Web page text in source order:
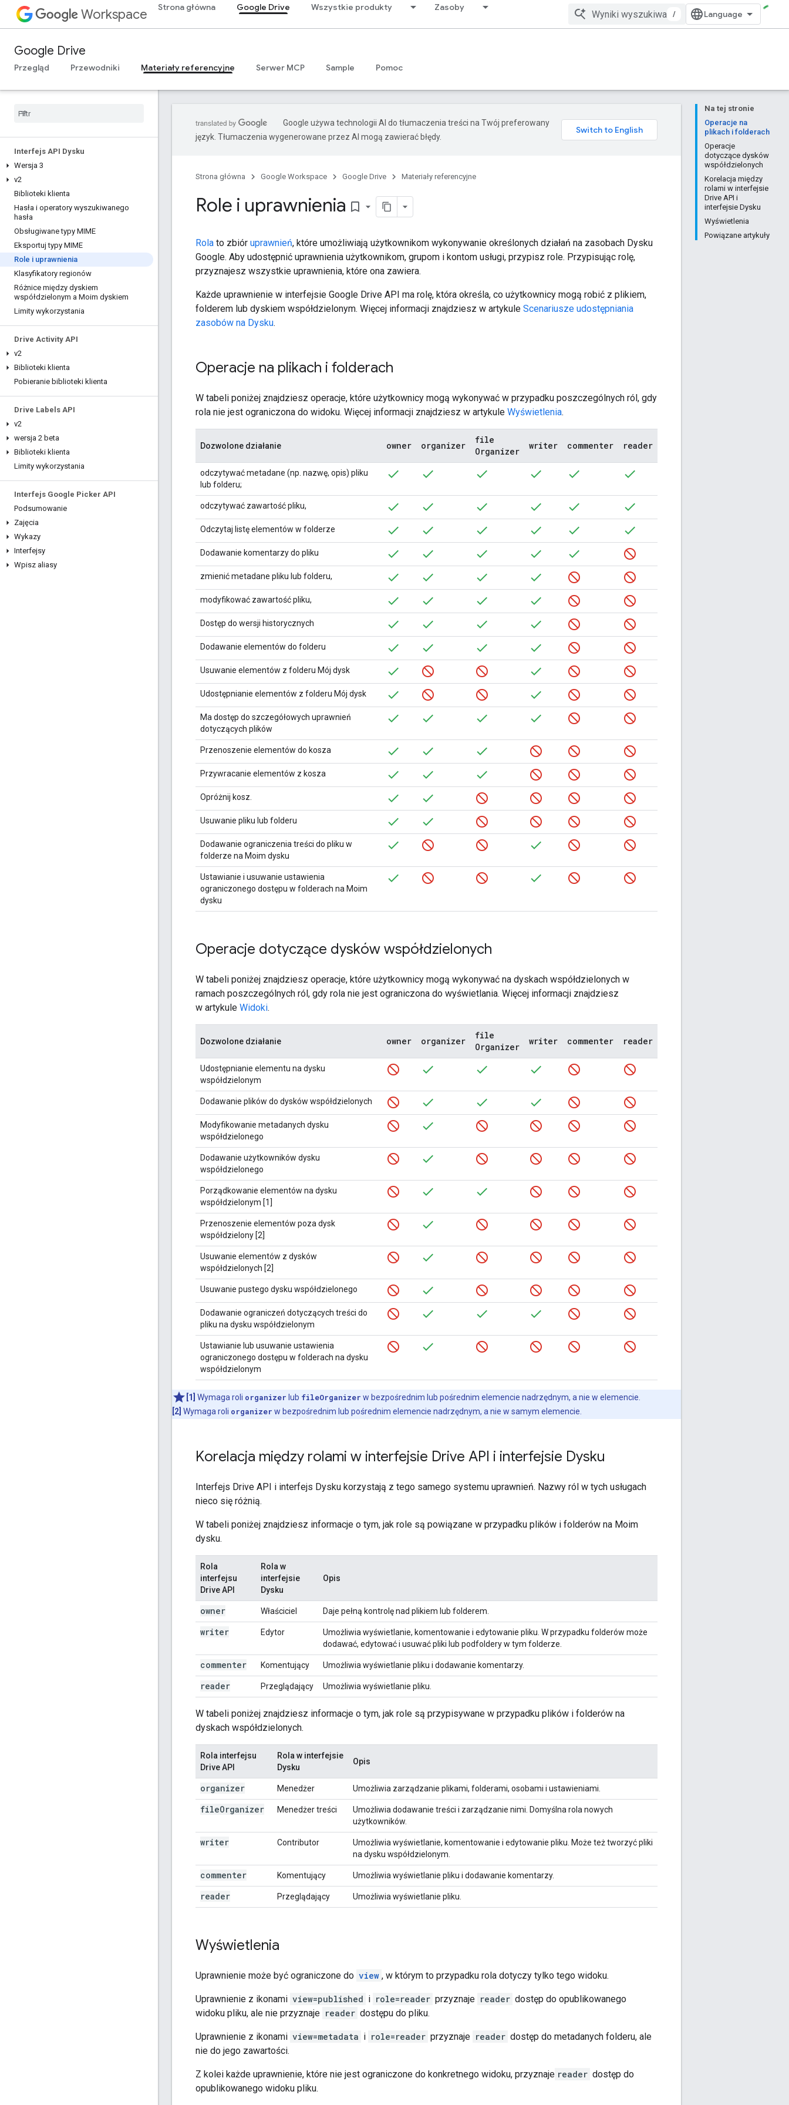
Workspace Strona główna Google Drive Wszystkie produkty Zasoby
/
Google Drive
Przegląd Przewodniki Materiały referencyjne Serwer MCP Sample Pomoc
Interfejs API Dysku
Wersja 3
v2
Biblioteki klienta
Hasła i operatory wyszukiwanego
hasła
Obsługiwane typy MIME
Eksportuj typy MIME
Role i uprawnienia
Klasyfikatory regionów
Różnice między dyskiem
współdzielonym a Moim dyskiem
Limity wykorzystania
Drive Activity API
v2
Biblioteki klienta
Pobieranie biblioteki klienta
Drive Labels API
v2
wersja 2 beta
Biblioteki klienta
Limity wykorzystania
Interfejs Google Picker API
Podsumowanie
Zajęcia
Wykazy
Interfejsy
Wpisz aliasy
Na tej stronie
Operacje na
plikach i folderach
Operacje
dotyczące dysków
współdzielonych
Korelacja między
rolami w interfejsie
Drive API i
interfejsie Dysku
Wyświetlenia
Powiązane artykuły
Google używa technologii AI do tłumaczenia treści na Twój preferowany
język. Tłumaczenia wygenerowane przez AI mogą zawierać błędy.
Strona główna Google Workspace Google Drive Materiały referencyjne
Role i uprawnienia bookmark_border
Rola to zbiór uprawnień, które umożliwiają użytkownikom wykonywanie określonych działań na zasobach Dysku
Google. Aby udostępnić uprawnienia użytkownikom, grupom i kontom usługi, przypisz role. Przypisując rolę,
przyznajesz wszystkie uprawnienia, które ona zawiera.
Każde uprawnienie w interfejsie Google Drive API ma rolę, która określa, co użytkownicy mogą robić z plikiem,
folderem lub dyskiem współdzielonym. Więcej informacji znajdziesz w artykule Scenariusze udostępniania
zasobów na Dysku.
Operacje na plikach i folderach
W tabeli poniżej znajdziesz operacje, które użytkownicy mogą wykonywać w przypadku poszczególnych ról, gdy
rola nie jest ograniczona do widoku. Więcej informacji znajdziesz w artykule Wyświetlenia.
Dozwolone działanie owner organizer
file
Organizer
writer commenter reader
odczytywać metadane (np. nazwę, opis) pliku
lub folderu;
odczytywać zawartość pliku,
Odczytaj listę elementów w folderze
Dodawanie komentarzy do pliku
zmienić metadane pliku lub folderu,
modyfikować zawartość pliku,
Dostęp do wersji historycznych
Dodawanie elementów do folderu
Usuwanie elementów z folderu Mój dysk
Udostępnianie elementów z folderu Mój dysk
Ma dostęp do szczegółowych uprawnień
dotyczących plików
Przenoszenie elementów do kosza
Przywracanie elementów z kosza
Opróżnij kosz.
Usuwanie pliku lub folderu
Dodawanie ograniczenia treści do pliku w
folderze na Moim dysku
Ustawianie i usuwanie ustawienia
ograniczonego dostępu w folderach na Moim
dysku
Operacje dotyczące dysków współdzielonych
W tabeli poniżej znajdziesz operacje, które użytkownicy mogą wykonywać na dyskach współdzielonych w
ramach poszczególnych ról, gdy rola nie jest ograniczona do wyświetlania. Więcej informacji znajdziesz
w artykule Widoki.
Dozwolone działanie owner organizer
file
Organizer
writer commenter reader
Udostępnianie elementu na dysku
współdzielonym
Dodawanie plików do dysków współdzielonych
Modyfikowanie metadanych dysku
współdzielonego
Dodawanie użytkowników dysku
współdzielonego
Porządkowanie elementów na dysku
współdzielonym [1]
Przenoszenie elementów poza dysk
współdzielony [2]
Usuwanie elementów z dysków
współdzielonych [2]
Usuwanie pustego dysku współdzielonego
Dodawanie ograniczeń dotyczących treści do
pliku na dysku współdzielonym
Ustawianie lub usuwanie ustawienia
ograniczonego dostępu w folderach na dysku
współdzielonym
[1] Wymaga roli organizer lub fileOrganizer w bezpośrednim lub pośrednim elemencie nadrzędnym, a nie w elemencie.
[2] Wymaga roli organizer w bezpośrednim lub pośrednim elemencie nadrzędnym, a nie w samym elemencie.
Korelacja między rolami w interfejsie Drive API i interfejsie Dysku
Interfejs Drive API i interfejs Dysku korzystają z tego samego systemu uprawnień. Nazwy ról w tych usługach
nieco się różnią.
W tabeli poniżej znajdziesz informacje o tym, jak role są powiązane w przypadku plików i folderów na Moim
dysku.
Rola
interfejsu
Drive API
Rola w
interfejsie
Dysku
Opis
owner Właściciel Daje pełną kontrolę nad plikiem lub folderem.
writer Edytor
Umożliwia wyświetlanie, komentowanie i edytowanie pliku. W przypadku folderów może
dodawać, edytować i usuwać pliki lub podfoldery w tym folderze.
commenter Komentujący Umożliwia wyświetlanie pliku i dodawanie komentarzy.
reader Przeglądający Umożliwia wyświetlanie pliku.
W tabeli poniżej znajdziesz informacje o tym, jak role są przypisywane w przypadku plików i folderów na
dyskach współdzielonych.
Rola interfejsu
Drive API
Rola w interfejsie
Dysku
Opis
organizer Menedżer Umożliwia zarządzanie plikami, folderami, osobami i ustawieniami.
fileOrganizer Menedżer treści
Umożliwia dodawanie treści i zarządzanie nimi. Domyślna rola nowych
użytkowników.
writer Contributor
Umożliwia wyświetlanie, komentowanie i edytowanie pliku. Może też tworzyć pliki
na dysku współdzielonym.
commenter Komentujący Umożliwia wyświetlanie pliku i dodawanie komentarzy.
reader Przeglądający Umożliwia wyświetlanie pliku.
Wyświetlenia
Uprawnienie może być ograniczone do view , w którym to przypadku rola dotyczy tylko tego widoku.
Uprawnienie z ikonami view=published i role=reader przyznaje reader dostęp do opublikowanego
widoku pliku, ale nie przyznaje reader dostępu do pliku.
Uprawnienie z ikonami view=metadata i role=reader przyznaje reader dostęp do metadanych folderu, ale
nie do jego zawartości.
Z kolei każde uprawnienie, które nie jest ograniczone do konkretnego widoku, przyznaje reader dostęp do
opublikowanego widoku pliku.